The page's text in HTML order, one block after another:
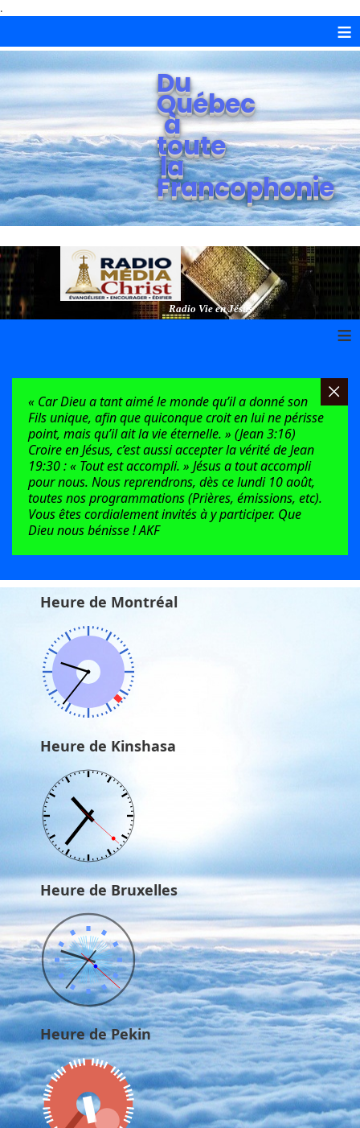
.
≡
Du
Québec
à
toute
la
Francophonie
Radio Vie en Jésus
≡
« Car Dieu a tant aimé le monde qu’il a donné son
Fils unique, afin que quiconque croit en lui ne périsse
point, mais qu’il ait la vie éternelle. » (Jean 3:16)
Croire en Jésus, c’est aussi accepter la vérité de Jean
19:30 : « Tout est accompli. » Jésus a tout accompli
pour nous. Nous reprendrons, dès ce lundi 10 août,
toutes nos programmations (Prières, émissions, etc).
Vous êtes cordialement invités à y participer. Que
Dieu nous bénisse ! AKF
Heure de Montréal
Heure de Kinshasa
Heure de Bruxelles
Heure de Pekin